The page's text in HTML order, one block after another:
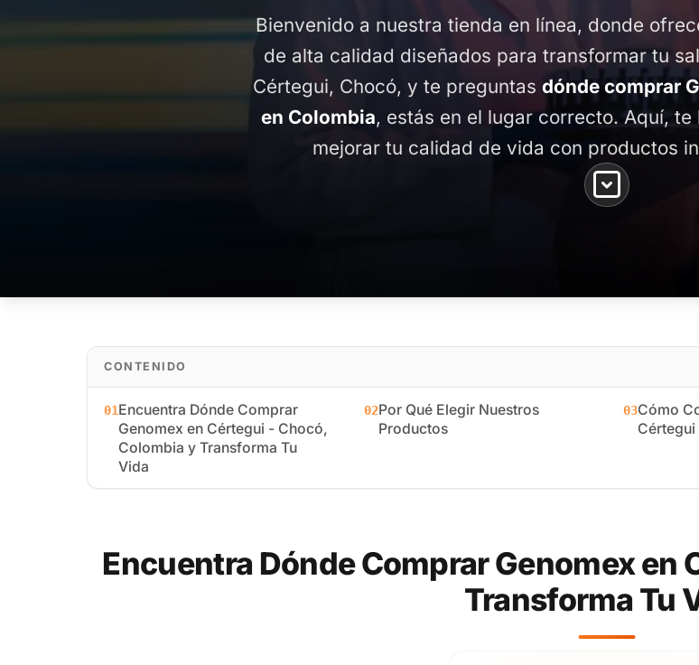
Bienvenido a nuestra tienda en línea, donde
de alta calidad diseñados para transformar tu
Cértegui, Chocó, y te preguntas dónde comprar
en Colombia, estás en el lugar correcto. Aquí,
mejorar tu calidad de vida con productos
CONTENIDO
01Encuentra Dónde Comprar
Genomex en Cértegui - Chocó,
Colombia y Transforma Tu
Vida
02Por Qué Elegir Nuestros
Productos
03Cómo
Encuentra Dónde Comprar Genomex en
Transforma Tu